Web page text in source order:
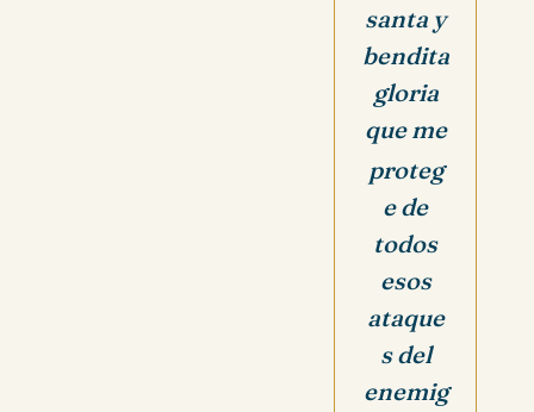
santa y
bendita
gloria
que me
proteg
e de
todos
esos
ataque
s del
enemig